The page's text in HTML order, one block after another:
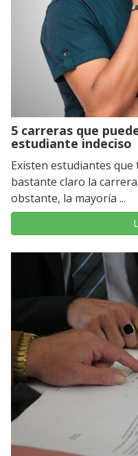
5 carreras que
estudiante indeciso
Existen estudiantes
bastante claro la
obstante, la mayoría ...